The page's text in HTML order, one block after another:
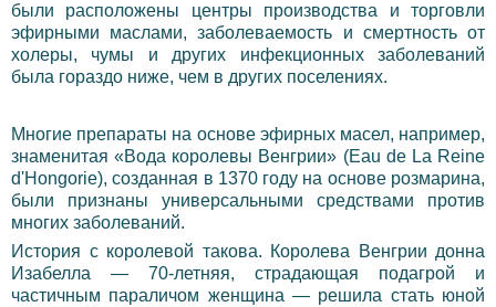
были расположены центры производства и торговли
эфирными маслами, заболеваемость и смертность от
холеры, чумы и других инфекционных заболеваний
была гораздо ниже, чем в других поселениях.
Многие препараты на основе эфирных масел, например,
знаменитая «Вода королевы Венгрии» (Eau de La Reine
d'Hongorie), созданная в 1370 году на основе розмарина,
были признаны универсальными средствами против
многих заболеваний.
История с королевой такова. Королева Венгрии донна
Изабелла — 70-летняя, страдающая подагрой и
частичным параличом женщина — решила стать юной